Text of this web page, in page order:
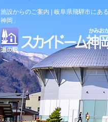
施設からのご案内 | 岐阜県飛騨市にあ
神岡」